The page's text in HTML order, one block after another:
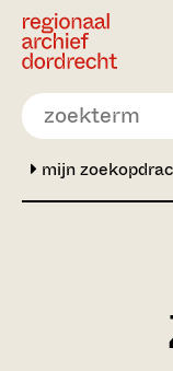
Ga direct naar de
mijn